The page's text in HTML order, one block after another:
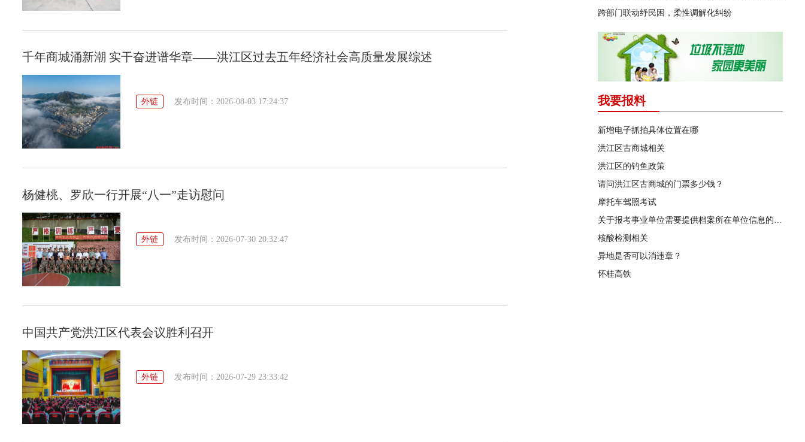
​千年商城涌新潮 实干奋进谱华章——洪江区过去五年经济社会高质量发展综述
外链 发布时间：2026-08-03 17:24:37
杨健桃、罗欣一行开展“八一”走访慰问
外链 发布时间：2026-07-30 20:32:47
中国共产党洪江区代表会议胜利召开
外链 发布时间：2026-07-29 23:33:42
跨部门联动纾民困，柔性调解化纠纷
我要报料
新增电子抓拍具体位置在哪
洪江区古商城相关
洪江区的钓鱼政策
请问洪江区古商城的门票多少钱？
摩托车驾照考试
关于报考事业单位需要提供档案所在单位信息的问题
核酸检测相关
异地是否可以消违章？
怀桂高铁